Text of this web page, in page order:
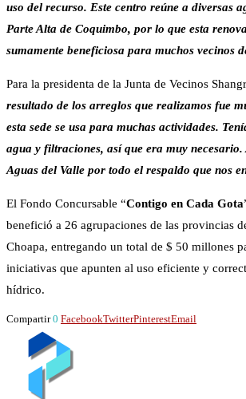
uso del recurso. Este centro reúne a diversas
Parte Alta de Coquimbo, por lo que esta
sumamente beneficiosa para muchos vecinos
Para la presidenta de la Junta de Vecinos
resultado de los arreglos que realizamos fue
esta sede se usa para muchas actividades.
agua y filtraciones, así que era muy necesario.
Aguas del Valle por todo el respaldo que nos
El Fondo Concursable “Contigo en Cada Gota
benefició a 26 agrupaciones de las provincias
Choapa, entregando un total de $ 50 millones
iniciativas que apunten al uso eficiente y
hídrico.
Compartir 0 FacebookTwitterPinterestEmail